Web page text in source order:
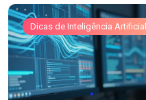
Dicas de Inteligência Artificial